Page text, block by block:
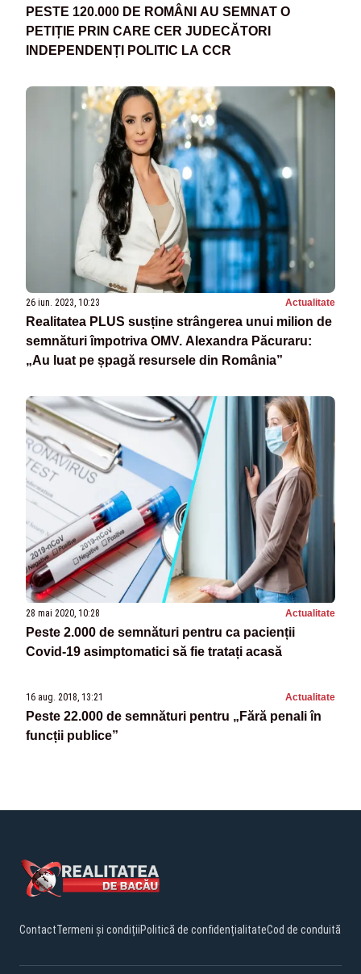
PESTE 120.000 DE ROMÂNI AU SEMNAT O
PETIȚIE PRIN CARE CER JUDECĂTORI
INDEPENDENȚI POLITIC LA CCR
26 iun. 2023, 10:23 Actualitate
Realitatea PLUS susține strângerea unui milion de
semnături împotriva OMV. Alexandra Păcuraru:
„Au luat pe șpagă resursele din România”
28 mai 2020, 10:28 Actualitate
Peste 2.000 de semnături pentru ca pacienții
Covid-19 asimptomatici să fie tratați acasă
16 aug. 2018, 13:21 Actualitate
Peste 22.000 de semnături pentru „Fără penali în
funcții publice”
ContactTermeni și condițiiPolitică de confidențialitateCod de conduită